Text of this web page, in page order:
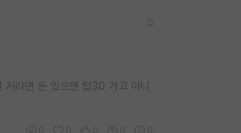
라면 돈 있으면 탑30 가고 아니